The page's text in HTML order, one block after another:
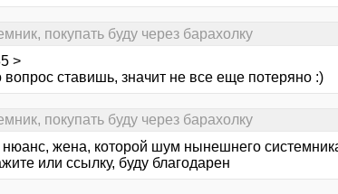
покупать буду через барахолку
>
вопрос ставишь, значит не все еще потеряно :)
покупать буду через барахолку
нюанс, жена, которой шум нынешнего
или ссылку, буду благодарен